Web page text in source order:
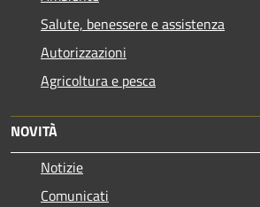
Salute, benessere e assistenza
Autorizzazioni
Agricoltura e pesca
NOVITÀ
Notizie
Comunicati